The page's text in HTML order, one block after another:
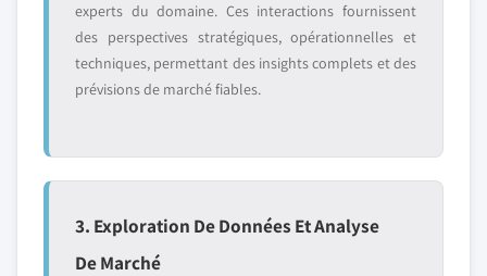
experts du domaine. Ces interactions fournissent
des perspectives stratégiques, opérationnelles et
techniques, permettant des insights complets et des
prévisions de marché fiables.
3. Exploration De Données Et Analyse
De Marché